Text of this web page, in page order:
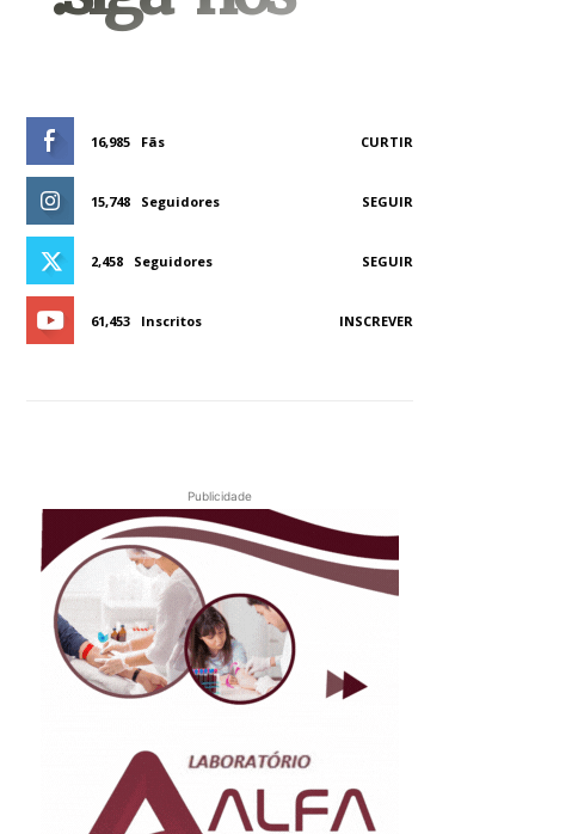
16,985 Fãs CURTIR
15,748 Seguidores SEGUIR
2,458 Seguidores SEGUIR
61,453 Inscritos INSCREVER
Publicidade